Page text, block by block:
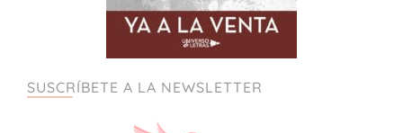
SUSCRÍBETE A LA NEWSLETTER